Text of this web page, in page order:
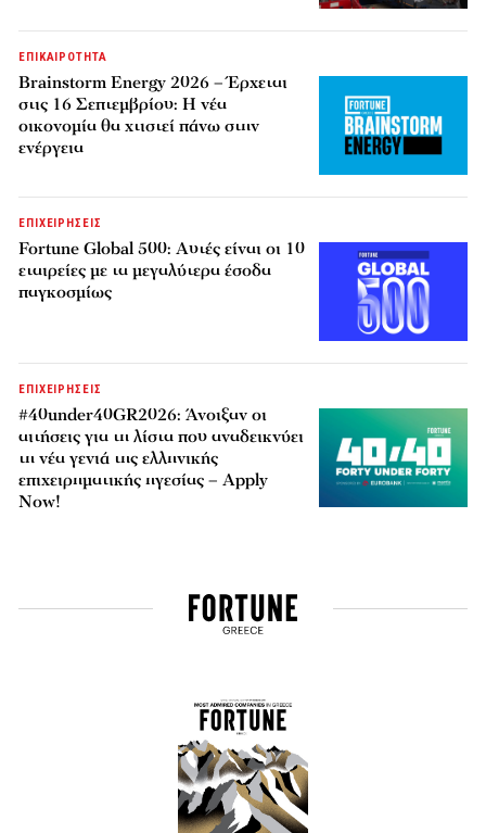
ΕΠΙΚΑΙΡΟΤΗΤΑ
Brainstorm Energy 2026 – Έρχεται
στις 16 Σεπτεμβρίου: Η νέα
οικονομία θα χτιστεί πάνω στην
ενέργεια
ΕΠΙΧΕΙΡΗΣΕΙΣ
Fortune Global 500: Αυτές είναι οι 10
εταιρείες με τα μεγαλύτερα έσοδα
παγκοσμίως
ΕΠΙΧΕΙΡΗΣΕΙΣ
#40under40GR2026: Άνοιξαν οι
αιτήσεις για τη λίστα που αναδεικνύει
τη νέα γενιά της ελληνικής
επιχειρηματικής ηγεσίας – Apply
Now!